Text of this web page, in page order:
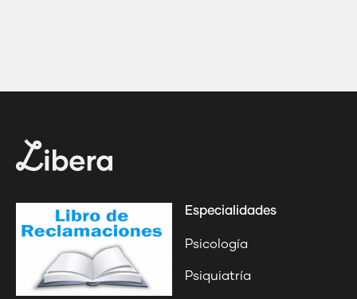
Especialidades
Psicología
Psiquiatría